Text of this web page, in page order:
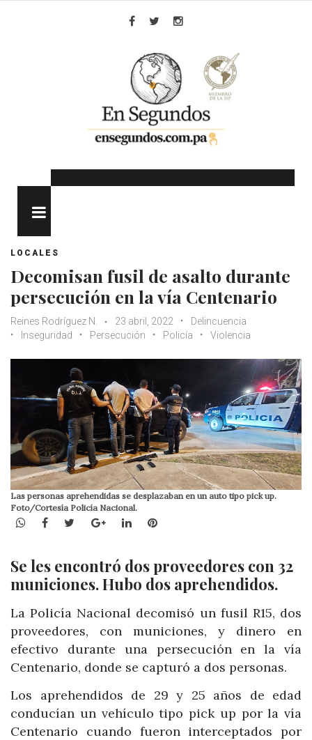
LOCALES
Decomisan fusil de asalto durante
persecución en la vía Centenario
Reines Rodríguez N. 23 abril, 2022
Delincuencia
Inseguridad
Persecución Policía Violencia
Las personas aprehendidas se desplazaban en un auto tipo pick up.
Foto/Cortesía Policía Nacional.
WhatsApp
Facebook
TwitterGoogle+LinkedInPinterest
Se les encontró dos proveedores con 32
municiones. Hubo dos aprehendidos.
La Policía Nacional decomisó un fusil R15, dos
proveedores, con municiones, y dinero en
efectivo durante una persecución en la vía
Centenario, donde se capturó a dos personas.
Los aprehendidos de 29 y 25 años de edad
conducían un vehículo tipo pick up por la vía
Centenario cuando fueron interceptados por